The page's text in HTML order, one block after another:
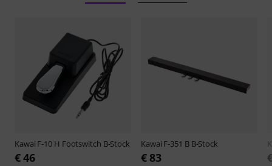
Kawai F-10 H Footswitch B-Stock
€ 46
Kawai F-351 B B-Stock
€ 83